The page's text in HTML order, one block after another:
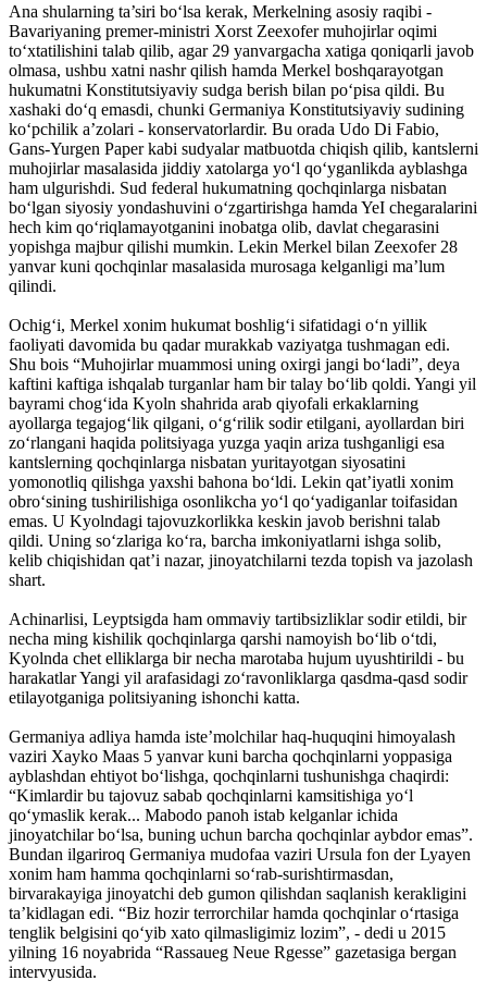
Ana shularning ta’siri bo‘lsa kerak, Merkelning asosiy raqibi -
Bavariyaning premer-ministri Xorst Zeexofer muhojirlar oqimi
to‘xtatilishini talab qilib, agar 29 yanvargacha xatiga qoniqarli javob
olmasa, ushbu xatni nashr qilish hamda Merkel boshqarayotgan
hukumatni Konstitutsiyaviy sudga berish bilan po‘pisa qildi. Bu
xashaki do‘q emasdi, chunki Germaniya Konstitutsiyaviy sudining
ko‘pchilik a’zolari - konservatorlardir. Bu orada Udo Di Fabio,
Gans-Yurgen Paper kabi sudyalar matbuotda chiqish qilib, kantslerni
muhojirlar masalasida jiddiy xatolarga yo‘l qo‘yganlikda ayblashga
ham ulgurishdi. Sud federal hukumatning qochqinlarga nisbatan
bo‘lgan siyosiy yondashuvini o‘zgartirishga hamda YeI chegaralarini
hech kim qo‘riqlamayotganini inobatga olib, davlat chegarasini
yopishga majbur qilishi mumkin. Lekin Merkel bilan Zeexofer 28
yanvar kuni qochqinlar masalasida murosaga kelganligi ma’lum
qilindi.
Ochig‘i, Merkel xonim hukumat boshlig‘i sifatidagi o‘n yillik
faoliyati davomida bu qadar murakkab vaziyatga tushmagan edi.
Shu bois “Muhojirlar muammosi uning oxirgi jangi bo‘ladi”, deya
kaftini kaftiga ishqalab turganlar ham bir talay bo‘lib qoldi. Yangi yil
bayrami chog‘ida Kyoln shahrida arab qiyofali erkaklarning
ayollarga tegajog‘lik qilgani, o‘g‘rilik sodir etilgani, ayollardan biri
zo‘rlangani haqida politsiyaga yuzga yaqin ariza tushganligi esa
kantslerning qochqinlarga nisbatan yuritayotgan siyosatini
yomonotliq qilishga yaxshi bahona bo‘ldi. Lekin qat’iyatli xonim
obro‘sining tushirilishiga osonlikcha yo‘l qo‘yadiganlar toifasidan
emas. U Kyolndagi tajovuzkorlikka keskin javob berishni talab
qildi. Uning so‘zlariga ko‘ra, barcha imkoniyatlarni ishga solib,
kelib chiqishidan qat’i nazar, jinoyatchilarni tezda topish va jazolash
shart.
Achinarlisi, Leyptsigda ham ommaviy tartibsizliklar sodir etildi, bir
necha ming kishilik qochqinlarga qarshi namoyish bo‘lib o‘tdi,
Kyolnda chet elliklarga bir necha marotaba hujum uyushtirildi - bu
harakatlar Yangi yil arafasidagi zo‘ravonliklarga qasdma-qasd sodir
etilayotganiga politsiyaning ishonchi katta.
Germaniya adliya hamda iste’molchilar haq-huquqini himoyalash
vaziri Xayko Maas 5 yanvar kuni barcha qochqinlarni yoppasiga
ayblashdan ehtiyot bo‘lishga, qochqinlarni tushunishga chaqirdi:
“Kimlardir bu tajovuz sabab qochqinlarni kamsitishiga yo‘l
qo‘ymaslik kerak... Mabodo panoh istab kelganlar ichida
jinoyatchilar bo‘lsa, buning uchun barcha qochqinlar aybdor emas”.
Bundan ilgariroq Germaniya mudofaa vaziri Ursula fon der Lyayen
xonim ham hamma qochqinlarni so‘rab-surishtirmasdan,
birvarakayiga jinoyatchi deb gumon qilishdan saqlanish kerakligini
ta’kidlagan edi. “Biz hozir terrorchilar hamda qochqinlar o‘rtasiga
tenglik belgisini qo‘yib xato qilmasligimiz lozim”, - dedi u 2015
yilning 16 noyabrida “Rassaueg Neue Rgesse” gazetasiga bergan
intervyusida.